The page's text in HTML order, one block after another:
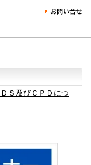
ＤＳ及びＣＰＤにつ